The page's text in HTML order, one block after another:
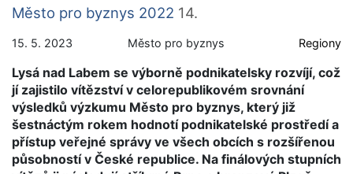
Město pro byznys 2022 14.
15. 5. 2023 Město pro byznys Regiony
Lysá nad Labem se výborně podnikatelsky rozvíjí, což
jí zajistilo vítězství v celorepublikovém srovnání
výsledků výzkumu Město pro byznys, který již
šestnáctým rokem hodnotí podnikatelské prostředí a
přístup veřejné správy ve všech obcích s rozšířenou
působností v České republice. Na finálových stupních